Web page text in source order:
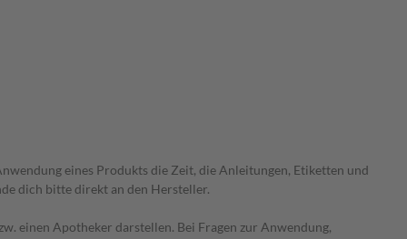
eines Produkts die Zeit, die Anleitungen, Etiketten und
dich bitte direkt an den Hersteller.
einen Apotheker darstellen. Bei Fragen zur Anwendung,